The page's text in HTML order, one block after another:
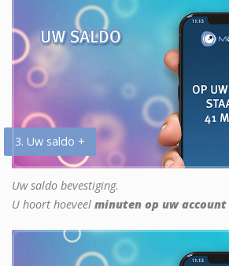
3. Uw saldo +
Uw saldo bevestiging.
U hoort hoeveel minuten op uw account